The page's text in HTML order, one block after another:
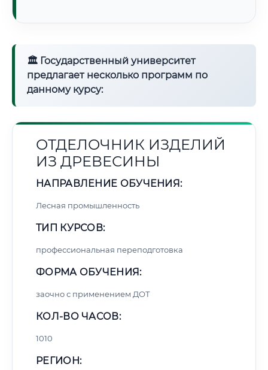
🏛 Государственный университет
предлагает несколько программ по
данному курсу:
ОТДЕЛОЧНИК ИЗДЕЛИЙ
ИЗ ДРЕВЕСИНЫ
НАПРАВЛЕНИЕ ОБУЧЕНИЯ:
Лесная промышленность
ТИП КУРСОВ:
профессиональная переподготовка
ФОРМА ОБУЧЕНИЯ:
заочно с применением ДОТ
КОЛ-ВО ЧАСОВ:
1010
РЕГИОН: